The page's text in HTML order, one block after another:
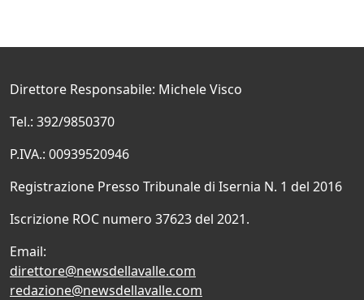
Direttore Responsabile: Michele Visco
Tel.: 392/9850370
P.IVA.: 00939520946
Registrazione Presso Tribunale di Isernia N. 1 del 2016
Iscrizione ROC numero 37623 del 2021.
Email:
direttore@newsdellavalle.com
redazione@newsdellavalle.com